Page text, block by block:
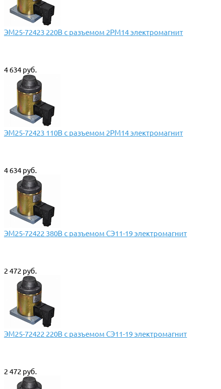
ЭМ25-72423 220В с разъемом 2РМ14 электромагнит
4 634 руб.
ЭМ25-72423 110В с разъемом 2РМ14 электромагнит
4 634 руб.
ЭМ25-72422 380В с разъемом СЭ11-19 электромагнит
2 472 руб.
ЭМ25-72422 220В с разъемом СЭ11-19 электромагнит
2 472 руб.